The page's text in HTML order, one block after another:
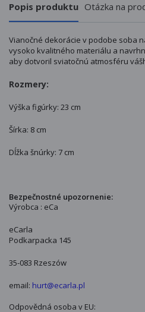
Popis produktu Otázka na
Vianočné dekorácie v podobe soba
vysoko kvalitného materiálu a
aby dotvoril sviatočnú atmosféru
Rozmery:
Výška figúrky: 23 cm
Šírka: 8 cm
Dĺžka šnúrky: 7 cm
Bezpečnostné upozornenie:
Výrobca : eCa
eCarla
Podkarpacka 145
35-083 Rzeszów
email: hurt@ecarla.pl
Odpovědná osoba v EU: